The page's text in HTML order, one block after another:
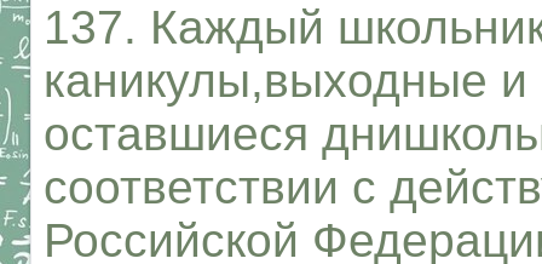
137. Каждый
каникулы,выходные
оставшиеся
соответствии с
Российской